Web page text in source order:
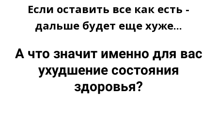
Если оставить все как есть -
дальше будет еще хуже...
А что значит именно для вас
ухудшение состояния
здоровья?